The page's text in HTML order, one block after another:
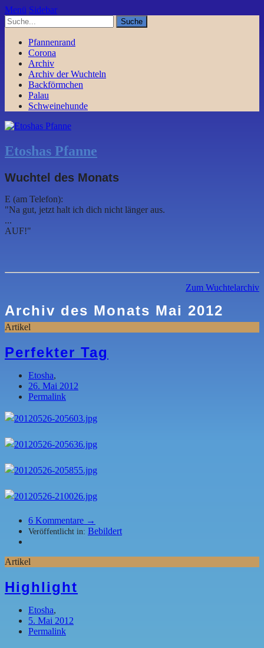
Menü Sidebar
Pfannenrand
Corona
Archiv
Archiv der Wuchteln
Backförmchen
Palau
Schweinehunde
Etoshas Pfanne
Wuchtel des Monats
E (am Telefon):
"Na gut, jetzt halt ich dich nicht länger aus.
...
AUF!"
Zum Wuchtelarchiv
Archiv des Monats Mai 2012
Artikel
Perfekter Tag
Etosha,
26. Mai 2012
Permalink
6 Kommentare →
Veröffentlicht in: Bebildert
Artikel
Highlight
Etosha,
5. Mai 2012
Permalink